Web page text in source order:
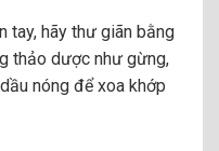
tay, hãy thư giãn bằng
thảo dược như gừng,
nóng để xoa khớp